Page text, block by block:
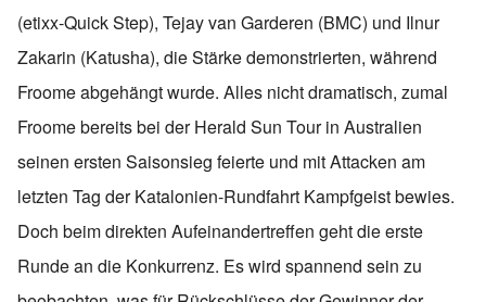
(etixx-Quick Step), Tejay van Garderen (BMC) und Ilnur
Zakarin (Katusha), die Stärke demonstrierten, während
Froome abgehängt wurde. Alles nicht dramatisch, zumal
Froome bereits bei der Herald Sun Tour in Australien
seinen ersten Saisonsieg feierte und mit Attacken am
letzten Tag der Katalonien-Rundfahrt Kampfgeist bewies.
Doch beim direkten Aufeinandertreffen geht die erste
Runde an die Konkurrenz. Es wird spannend sein zu